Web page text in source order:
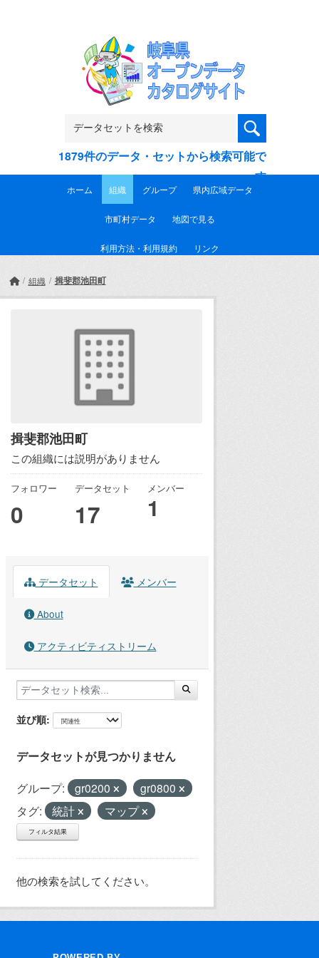
1879件のデータ・セットから検索可能で
す
ホーム 組織 グループ 県内広域データ
市町村データ 地図で見る
利用方法・利用規約 リンク
組織 揖斐郡池田町
揖斐郡池田町
この組織には説明がありません
フォロワー
0
データセット
17
メンバー
1
データセット メンバー
About
アクティビティストリーム
並び順
データセットが見つかりません
グループ: gr0200
gr0800
タグ:
統計 マップ
フィルタ結果
他の検索を試してください。